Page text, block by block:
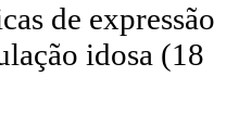
de expressão
idosa (18